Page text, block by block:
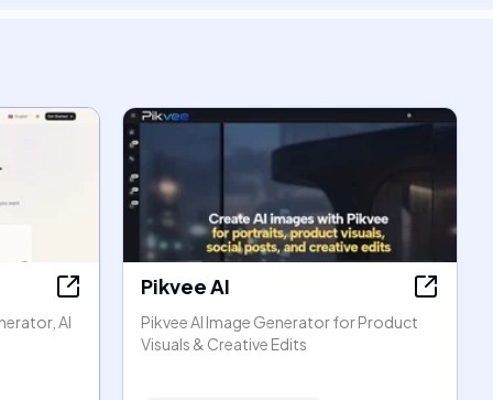
AI
Pikvee AI
Pikvee AI Image Generator for Product
Visuals & Creative Edits